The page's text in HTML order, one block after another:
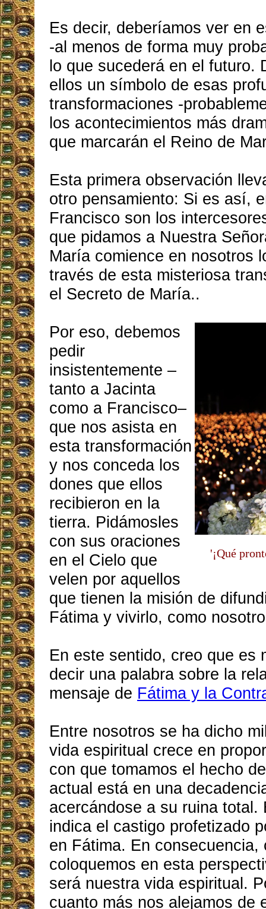
Es decir, deberíamos ver en
-al menos de forma muy
lo que sucederá en el futuro.
ellos un símbolo de esas
transformaciones -
los acontecimientos más
que marcarán el Reino de
Esta primera observación
otro pensamiento: Si es así,
Francisco son los
que pidamos a Nuestra
María comience en nosotros
través de esta misteriosa
el Secreto de María..
'¡Qué
Por eso, debemos
pedir
insistentemente –
tanto a Jacinta
como a Francisco–
que nos asista en
esta transformación
y nos conceda los
dones que ellos
recibieron en la
tierra. Pidámosles
con sus oraciones
en el Cielo que
velen por aquellos
que tienen la misión de
Fátima y vivirlo, como
En este sentido, creo que es
decir una palabra sobre la
mensaje de Fátima y la
Entre nosotros se ha dicho
vida espiritual crece en
con que tomamos el hecho
actual está en una
acercándose a su ruina total.
indica el castigo profetizado
en Fátima. En consecuencia,
coloquemos en esta
será nuestra vida espiritual.
cuanto más nos alejamos de